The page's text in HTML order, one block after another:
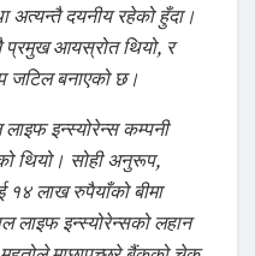
अत्यन्तै दयनीय रहेको हुँदा।
प्रमुख आयस्रोत थियो, र
बनाएको छ।
इन्स्योरेन्स कम्पनी
थियो। सोही अनुरूप,
लाख रुपैयाँको बीमा
लाइफ इन्स्योरेन्सको लहान